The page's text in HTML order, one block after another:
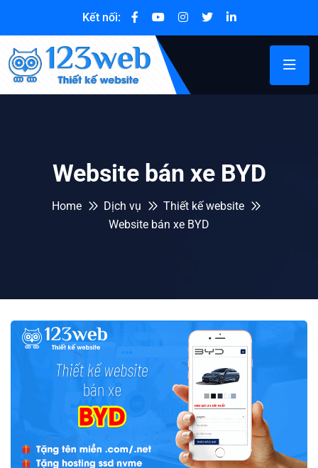
Kết nối:
Website bán xe BYD
Home Dịch vụ
Thiết kế website
Website bán xe BYD